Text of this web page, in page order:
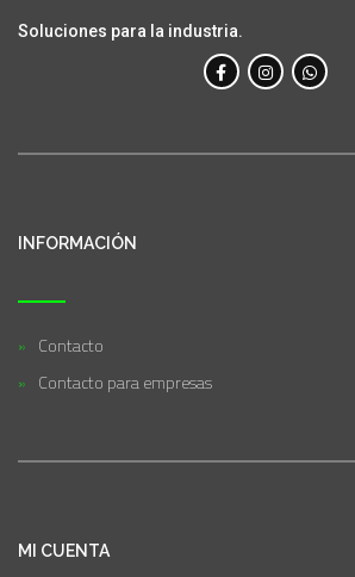
Soluciones para la industria.
INFORMACIÓN
Contacto
Contacto para empresas
MI CUENTA